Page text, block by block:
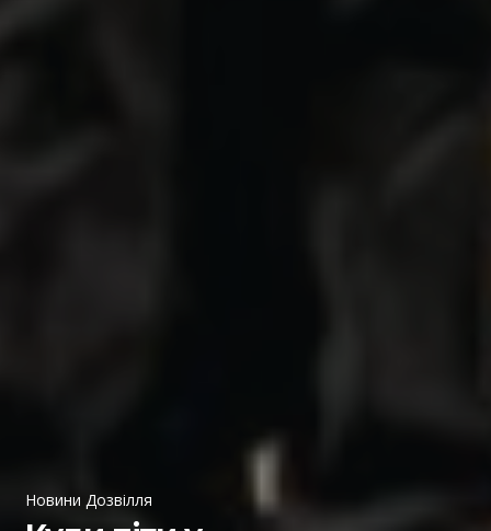
Новини Дозвілля